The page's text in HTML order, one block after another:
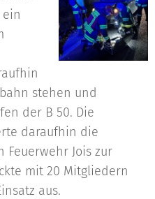
stehen und
der B 50. Die
daraufhin die
Feuerwehr Jois zur
mit 20 Mitgliedern
aus.